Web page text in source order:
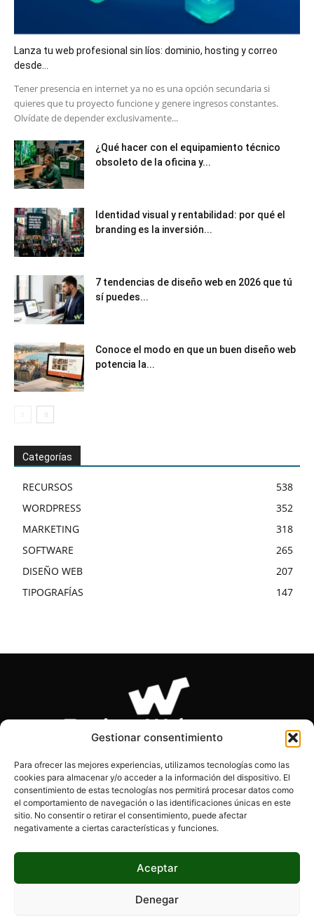
Gestionar consentimiento
Para ofrecer las mejores experiencias, utilizamos tecnologías como las
cookies para almacenar y/o acceder a la información del dispositivo. El
consentimiento de estas tecnologías nos permitirá procesar datos como
el comportamiento de navegación o las identificaciones únicas en este
sitio. No consentir o retirar el consentimiento, puede afectar
negativamente a ciertas características y funciones.
Aceptar
Denegar
Lanza tu web profesional sin líos: dominio, hosting y correo
desde...
​Tener presencia en internet ya no es una opción secundaria si
quieres que tu proyecto funcione y genere ingresos constantes.
Olvídate de depender exclusivamente...
¿Qué hacer con el equipamiento técnico
obsoleto de la oficina y...
Identidad visual y rentabilidad: por qué el
branding es la inversión...
7 tendencias de diseño web en 2026 que tú
sí puedes...
Conoce el modo en que un buen diseño web
potencia la...
Categorías
RECURSOS
538
WORDPRESS
352
MARKETING
318
SOFTWARE
265
DISEÑO WEB
207
TIPOGRAFÍAS
147
SOBRE NOSOTROS
Páginas Webs es el blog de los desarrolladores, diseñadores
y programadores. Encontrarás información actualizada, tips,
consejos y mucho más.
SÍGUENOS